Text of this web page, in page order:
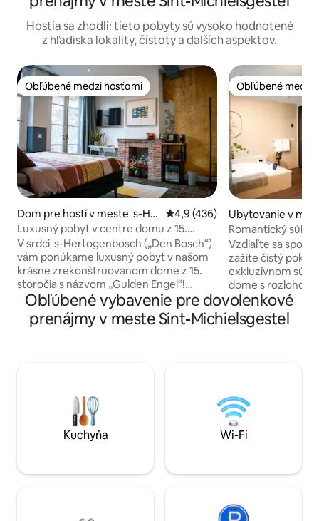
Hostia sa zhodli: tieto pobyty sú vysoko hodnotené
z hľadiska lokality, čistoty a ďalších aspektov.
Obľúbené medzi hosťami
Obľúbené medzi hosťami
Dom pre hostí v meste 's-He
rtogenbosch
Priemerné ohodnotenie 4,9 z
4,9 (436)
Luxusný pobyt v centre domu z 15.
storočia
V srdci 's-Hertogenbosch („Den Bosch“)
vám ponúkame luxusný pobyt v našom
krásne zrekonštruovanom dome z 15.
storočia s názvom „Gulden Engel“!
Ubytujete sa v našej nádhernej
hosťovskej izbe na prízemí s vynikajúcou
manželskou posteľou. Pod husím
najesť na michelinských hviezdach alebo
si vychutnať slávny holandský kroket! V
Den Bosch je možné všetko!
Obľúbené medzi
Obľúbené medzi
Ubytovanie v
stel
Romantický
Vzdiaľte sa
zažite čistý pokoj
exkluzívnom
dome s rozlohou
(915 ft²). Špeciálne navrhnuté pre páry,
ktoré si chcú
romantiku a
chvíle alebo sa
toto je to pravé
Obľúbené vybavenie pre dovolenkové
prenájmy v meste Sint-Michielsgestel
Kuchyňa Wi-Fi